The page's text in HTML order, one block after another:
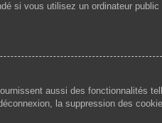
si vous utilisez un ordinateur
aussi des fonctionnalités
la suppression des